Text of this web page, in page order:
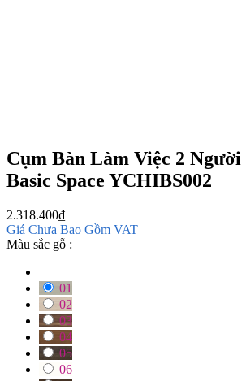
Cụm Bàn Làm Việc 2
Basic Space YCHIBS002
2.318.400₫
Giá Chưa Bao Gồm VAT
Màu sắc gỗ :
01
02
03
04
05
06